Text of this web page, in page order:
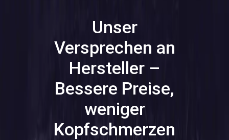
Unser
Versprechen an
Hersteller –
Bessere Preise,
weniger
Kopfschmerzen